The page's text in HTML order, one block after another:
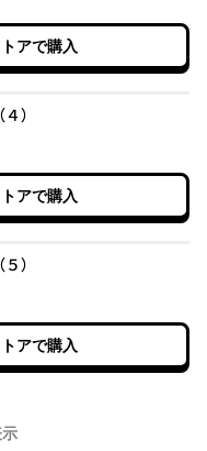
アで購入
）
月04日
アで購入
）
月04日
アで購入